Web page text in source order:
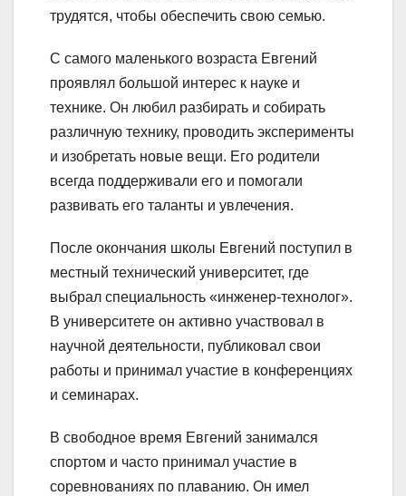
трудятся, чтобы обеспечить свою семью.
С самого маленького возраста Евгений
проявлял большой интерес к науке и
технике. Он любил разбирать и собирать
различную технику, проводить эксперименты
и изобретать новые вещи. Его родители
всегда поддерживали его и помогали
развивать его таланты и увлечения.
После окончания школы Евгений поступил в
местный технический университет, где
выбрал специальность «инженер-технолог».
В университете он активно участвовал в
научной деятельности, публиковал свои
работы и принимал участие в конференциях
и семинарах.
В свободное время Евгений занимался
спортом и часто принимал участие в
соревнованиях по плаванию. Он имел